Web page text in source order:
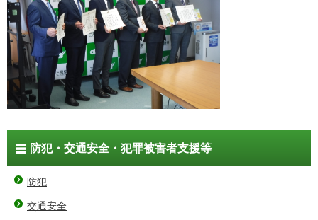
防犯・交通安全・犯罪被害者支援等
防犯
交通安全